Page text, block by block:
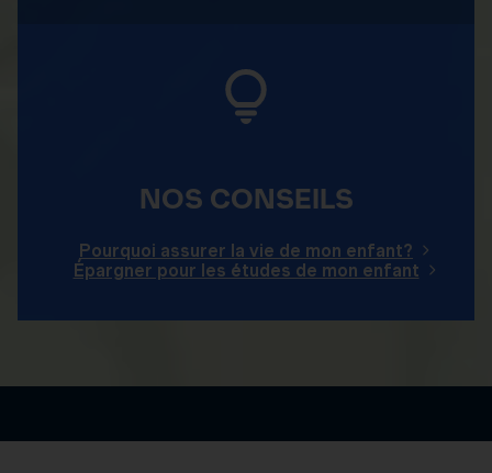
NOS CONSEILS
Pourquoi assurer la vie de mon enfant?
Épargner pour les études de mon enfant